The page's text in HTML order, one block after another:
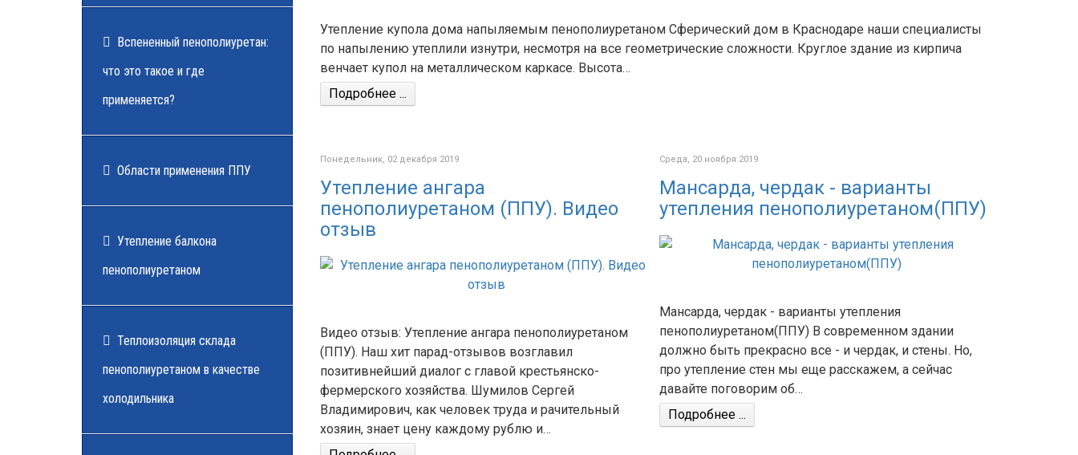
Вспененный пенополиуретан:
что это такое и где
применяется?
Области применения ППУ
Утепление балкона
пенополиуретаном
Теплоизоляция склада
пенополиуретаном в качестве
холодильника
Утепление купола дома напыляемым пенополиуретаном Сферический дом в Краснодаре наши специалисты
по напылению утеплили изнутри, несмотря на все геометрические сложности. Круглое здание из кирпича
венчает купол на металлическом каркасе. Высота…
Подробнее ...
Понедельник, 02 декабря 2019
Утепление ангара
пенополиуретаном (ППУ). Видео
отзыв
Видео отзыв: Утепление ангара пенополиуретаном
(ППУ). Наш хит парад-отзывов возглавил
позитивнейший диалог с главой крестьянско-
фермерского хозяйства. Шумилов Сергей
Владимирович, как человек труда и рачительный
хозяин, знает цену каждому рублю и…
Среда, 20 ноября 2019
Мансарда, чердак - варианты
утепления пенополиуретаном(ППУ)
Мансарда, чердак - варианты утепления
пенополиуретаном(ППУ) В современном здании
должно быть прекрасно все - и чердак, и стены. Но,
про утепление стен мы еще расскажем, а сейчас
давайте поговорим об…
Подробнее ...